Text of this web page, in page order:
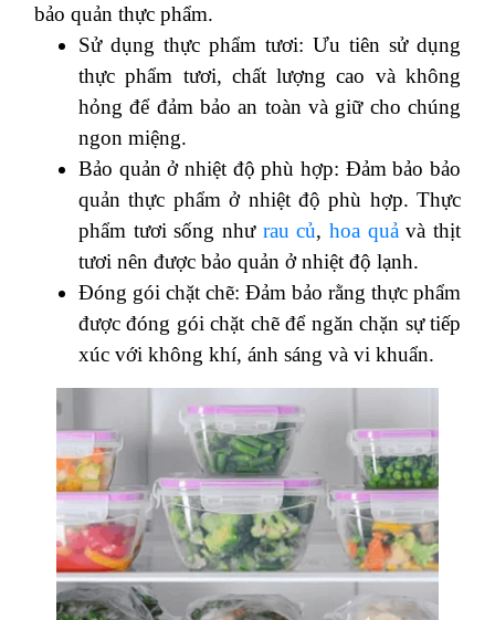
bảo quản thực phẩm.
Sử dụng thực phẩm tươi: Ưu tiên sử dụng
thực phẩm tươi, chất lượng cao và không
hỏng để đảm bảo an toàn và giữ cho chúng
ngon miệng.
Bảo quản ở nhiệt độ phù hợp: Đảm bảo bảo
quản thực phẩm ở nhiệt độ phù hợp. Thực
phẩm tươi sống nhưrau củ,hoa quảvà thịt
tươi nên được bảo quản ở nhiệt độ lạnh.
Đóng gói chặt chẽ: Đảm bảo rằng thực phẩm
được đóng gói chặt chẽ để ngăn chặn sự tiếp
xúc với không khí, ánh sáng và vi khuẩn.